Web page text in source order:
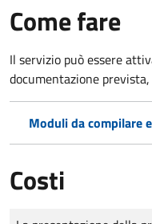
Come fare
Il servizio può essere
documentazione
Moduli da compilare
Costi
Tipo di pagamento
Importo